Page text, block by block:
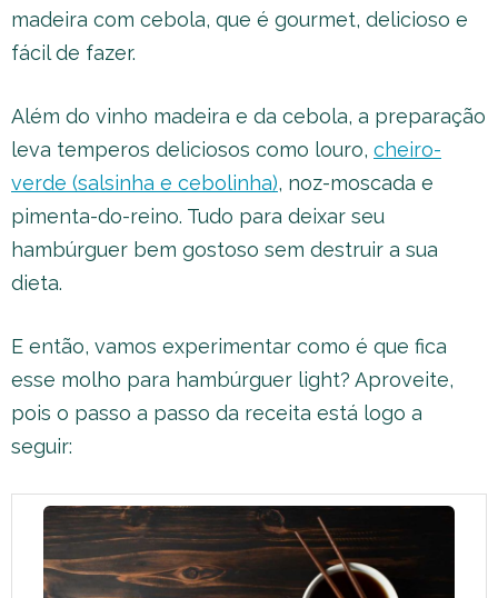
madeira com cebola, que é gourmet, delicioso e
fácil de fazer.
Além do vinho madeira e da cebola, a preparação
leva temperos deliciosos como louro, cheiro-
verde (salsinha e cebolinha), noz-moscada e
pimenta-do-reino. Tudo para deixar seu
hambúrguer bem gostoso sem destruir a sua
dieta.
E então, vamos experimentar como é que fica
esse molho para hambúrguer light? Aproveite,
pois o passo a passo da receita está logo a
seguir: